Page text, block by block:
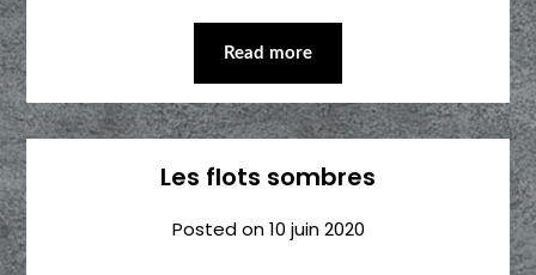
Read more
Les flots sombres
Posted on10 juin 2020